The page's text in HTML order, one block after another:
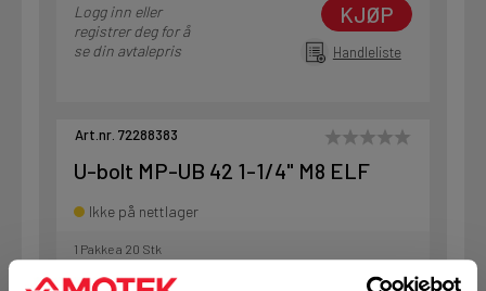
Logg inn eller
registrer deg for å
se din avtalepris
KJØP
Handleliste
Art.nr. 72288383
U-bolt MP-UB 42 1-1/4" M8 ELF
Ikke på nettlager
1 Pakke a 20 Stk